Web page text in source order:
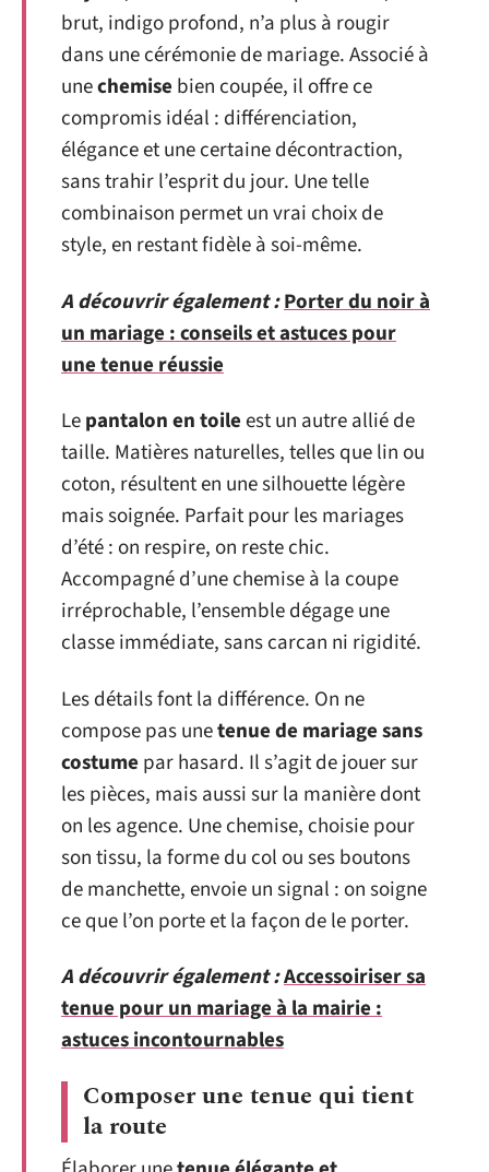
brut, indigo profond, n’a plus à rougir
dans une cérémonie de mariage. Associé à
unechemise bien coupée, il offre ce
compromis idéal : différenciation,
élégance et une certaine décontraction,
sans trahir l’esprit du jour. Une telle
combinaison permet un vrai choix de
style, en restant fidèle à soi-même.
A découvrir également :Porter du noir à
un mariage : conseils et astuces pour
une tenue réussie
Lepantalon en toileest un autre allié de
taille. Matières naturelles, telles que lin ou
coton, résultent en une silhouette légère
mais soignée. Parfait pour les mariages
d’été : on respire, on reste chic.
Accompagné d’une chemise à la coupe
irréprochable, l’ensemble dégage une
classe immédiate, sans carcan ni rigidité.
Les détails font la différence. On ne
compose pas unetenue de mariage sans
costume par hasard. Il s’agit de jouer sur
les pièces, mais aussi sur la manière dont
on les agence. Une chemise, choisie pour
son tissu, la forme du col ou ses boutons
de manchette, envoie un signal : on soigne
ce que l’on porte et la façon de le porter.
A découvrir également :Accessoiriser sa
tenue pour un mariage à la mairie :
astuces incontournables
Composer une tenue qui tient
la route